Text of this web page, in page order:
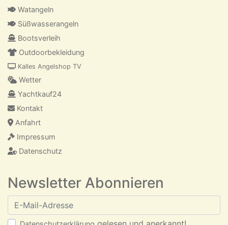
Watangeln
Süßwasserangeln
Bootsverleih
Outdoorbekleidung
Kalles Angelshop TV
Wetter
Yachtkauf24
Kontakt
Anfahrt
Impressum
Datenschutz
Newsletter Abonnieren
E-Mail-Adresse